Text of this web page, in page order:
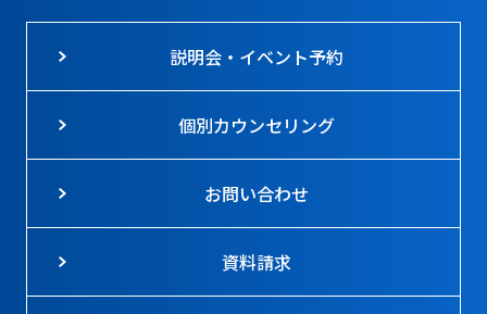
説明会・イベント予約
個別カウンセリング
お問い合わせ
資料請求